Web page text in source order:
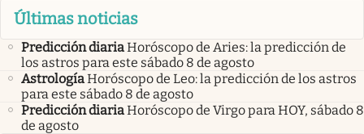
Últimas noticias
Predicción diariaHoróscopo de Aries: la predicción de
los astros para este sábado 8 de agosto
AstrologíaHoróscopo de Leo: la predicción de los astros
para este sábado 8 de agosto
Predicción diariaHoróscopo de Virgo para HOY, sábado 8
de agosto